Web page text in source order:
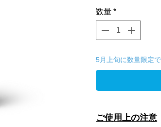
数量 *
5月上旬に数量限定
ご使用上の注意